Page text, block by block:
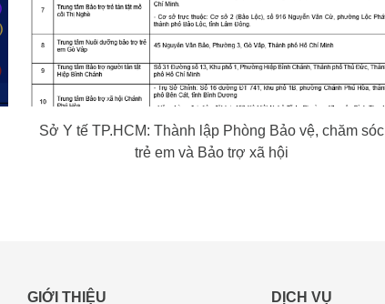
Sở Y tế TP.HCM: Thành lập Phòng Bảo vệ, chăm sóc
trẻ em và Bảo trợ xã hội
GIỚI THIỆU DỊCH VỤ